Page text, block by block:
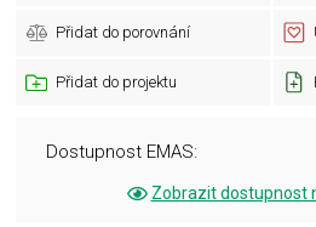
Přidat do porovnání
Přidat do projektu
Dostupnost EMAS:
Zobrazit dostupnost